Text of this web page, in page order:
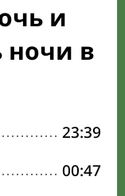
и
ночи в
23:39
00:47